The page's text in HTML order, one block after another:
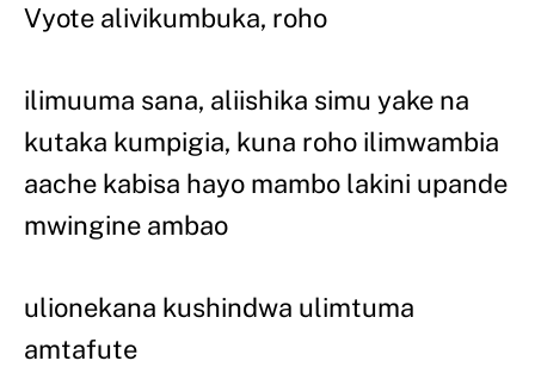
Vyote alivikumbuka, roho
ilimuuma sana, aliishika simu yake na
kutaka kumpigia, kuna roho ilimwambia
aache kabisa hayo mambo lakini upande
mwingine ambao
ulionekana kushindwa ulimtuma
amtafute